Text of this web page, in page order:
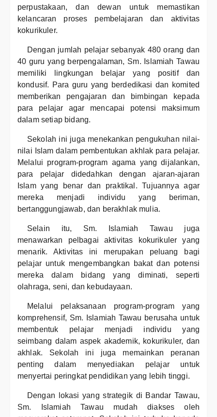
perpustakaan, dan dewan untuk memastikan
kelancaran proses pembelajaran dan aktivitas
kokurikuler.
Dengan jumlah pelajar sebanyak 480 orang dan
40 guru yang berpengalaman, Sm. Islamiah Tawau
memiliki lingkungan belajar yang positif dan
kondusif. Para guru yang berdedikasi dan komited
memberikan pengajaran dan bimbingan kepada
para pelajar agar mencapai potensi maksimum
dalam setiap bidang.
Sekolah ini juga menekankan pengukuhan nilai-
nilai Islam dalam pembentukan akhlak para pelajar.
Melalui program-program agama yang dijalankan,
para pelajar didedahkan dengan ajaran-ajaran
Islam yang benar dan praktikal. Tujuannya agar
mereka menjadi individu yang beriman,
bertanggungjawab, dan berakhlak mulia.
Selain itu, Sm. Islamiah Tawau juga
menawarkan pelbagai aktivitas kokurikuler yang
menarik. Aktivitas ini merupakan peluang bagi
pelajar untuk mengembangkan bakat dan potensi
mereka dalam bidang yang diminati, seperti
olahraga, seni, dan kebudayaan.
Melalui pelaksanaan program-program yang
komprehensif, Sm. Islamiah Tawau berusaha untuk
membentuk pelajar menjadi individu yang
seimbang dalam aspek akademik, kokurikuler, dan
akhlak. Sekolah ini juga memainkan peranan
penting dalam menyediakan pelajar untuk
menyertai peringkat pendidikan yang lebih tinggi.
Dengan lokasi yang strategik di Bandar Tawau,
Sm. Islamiah Tawau mudah diakses oleh